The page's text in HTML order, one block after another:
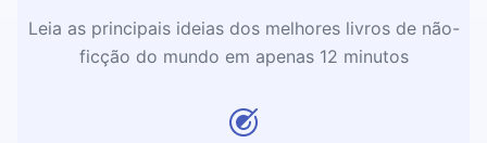
Leia as principais ideias dos melhores livros de não-
ficção do mundo em apenas 12 minutos